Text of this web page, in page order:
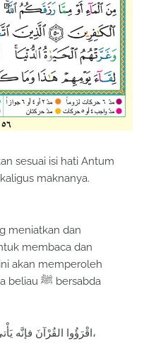
sesuai isi hati Antum
maknanya.
meniatkan dan
membaca dan
akan memperoleh
keberkahan sabda NabiNya ketika beliau ﷺ bersabda
اقْرَؤُوا القُرْآنَ فإنَّه يَأْتي يَومَ القِيامَةِ شَفِيعًا لأَصْحابِهِ،